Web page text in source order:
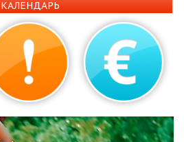
КАЛЕНДАРЬ